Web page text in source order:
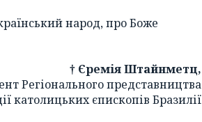
народ, про Боже
† Єремія Штайнметц,
Регіонального представництва
католицьких єпископів Бразилії